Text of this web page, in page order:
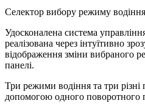
Селектор вибору режиму
Удосконалена система
реалізована через інтуїтивно
відображення зміни вибраного
панелі.
Три режими водіння та три
допомогою одного поворотного